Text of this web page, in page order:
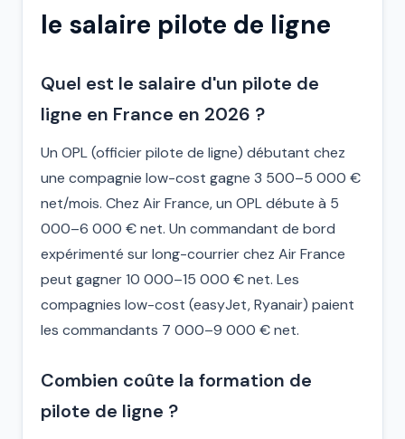
le salaire pilote de ligne
Quel est le salaire d'un pilote de
ligne en France en 2026 ?
Un OPL (officier pilote de ligne) débutant chez
une compagnie low-cost gagne 3 500–5 000 €
net/mois. Chez Air France, un OPL débute à 5
000–6 000 € net. Un commandant de bord
expérimenté sur long-courrier chez Air France
peut gagner 10 000–15 000 € net. Les
compagnies low-cost (easyJet, Ryanair) paient
les commandants 7 000–9 000 € net.
Combien coûte la formation de
pilote de ligne ?